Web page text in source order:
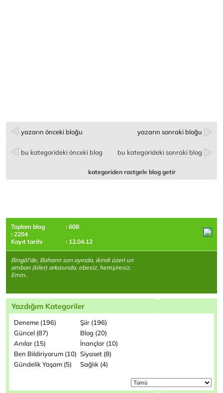
yazarın önceki bloğu yazarın sonraki bloğu
bu kategorideki önceki blog bu kategorideki sonraki blog
kategoriden rastgele blog getir
Toplam blog
: 608
: 2204
Kayıt tarihi
: 12.04.12
Bingöl'de, Baharın son ayında, ikindi üzeri un
ambarı (kiler) arkasında, ebesiz, hemşiresiz,
Emin..
Yazdığım Kategoriler
Deneme (196)
Şiir (196)
Güncel (87)
Blog (20)
Anılar (15)
İnançlar (10)
Ben Bildiriyorum (10) Siyaset (8)
Gündelik Yaşam (5)
Sağlık (4)